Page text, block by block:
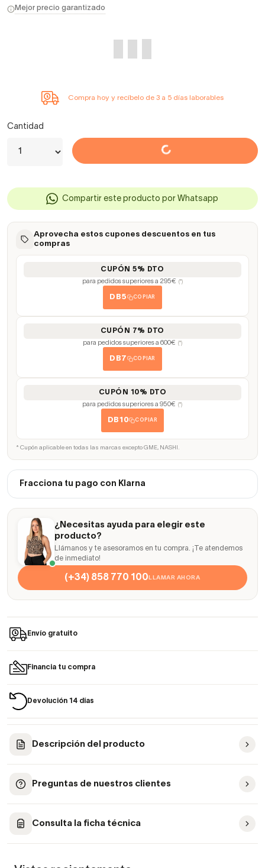
Mejor precio garantizado
Compra hoy y recíbelo de 3 a 5 días laborables
Cantidad
Compartir este producto por Whatsapp
Aprovecha estos cupones descuentos en tus
compras
CUPÓN 5% DTO
para pedidos superiores a 295€ (*)
DB5 COPIAR
CUPÓN 7% DTO
para pedidos superiores a 600€ (*)
DB7 COPIAR
CUPÓN 10% DTO
para pedidos superiores a 950€ (*)
DB10 COPIAR
* Cupón aplicable en todas las marcas excepto GME, NASHI.
Fracciona tu pago con Klarna
¿Necesitas ayuda para elegir este
producto?
Llámanos y te asesoramos en tu compra. ¡Te atendemos
de inmediato!
(+34) 858 770 100LLAMAR AHORA
Envío gratuito
Financia tu compra
Devolución 14 días
Descripción del producto
Preguntas de nuestros clientes
Consulta la ficha técnica